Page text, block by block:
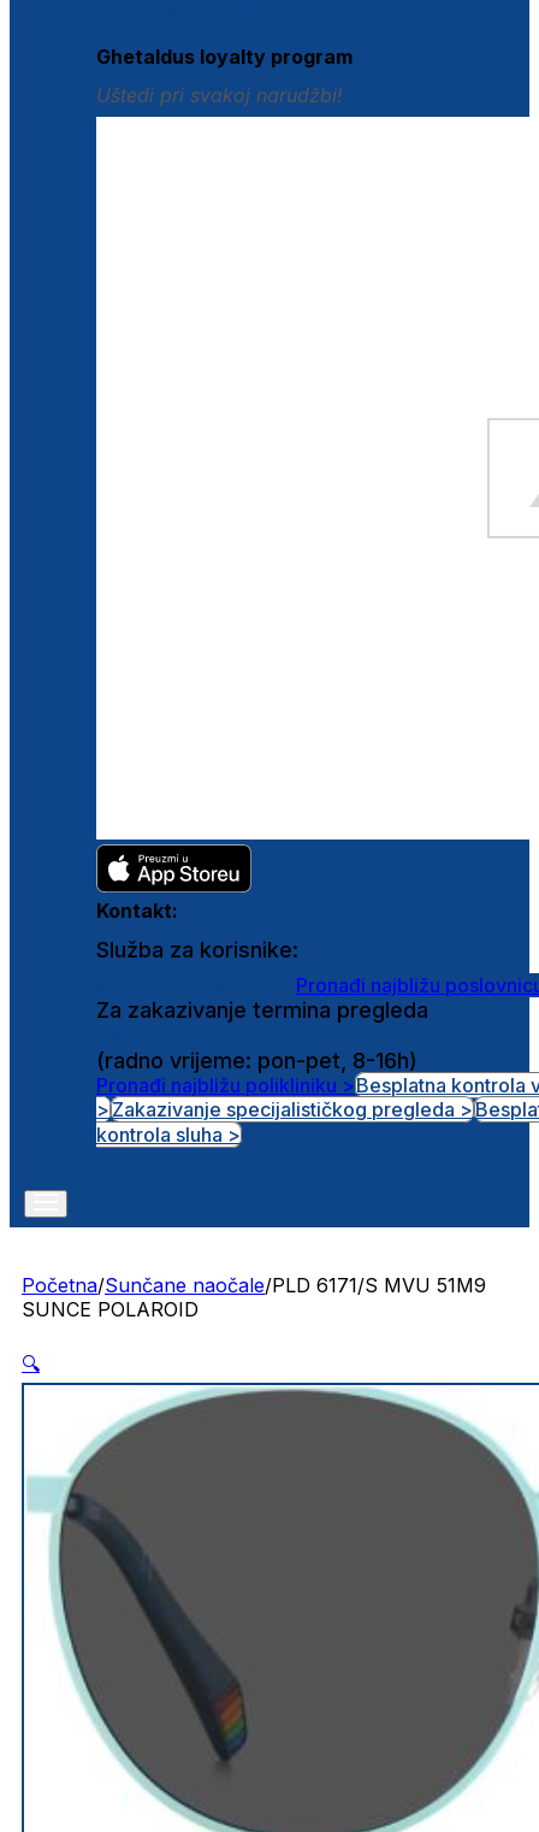
Ghetaldus loyalty program
Uštedi pri svakoj narudžbi!
Kontakt:
Služba za korisnike:
Pronađi najbližu
Za zakazivanje termina pregleda
(radno vrijeme: pon-pet, 8-16h)
Pronađi najbližu polikliniku >Besplatna kontrola
>Zakazivanje specijalističkog pregleda >
kontrola sluha >
Početna/Sunčane naočale/PLD 6171/S MVU 51M9
SUNCE POLAROID
🔍